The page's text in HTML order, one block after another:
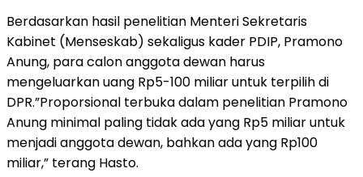
Berdasarkan hasil penelitian Menteri Sekretaris
Kabinet (Menseskab) sekaligus kader PDIP, Pramono
Anung, para calon anggota dewan harus
mengeluarkan uang Rp5-100 miliar untuk terpilih di
DPR.”Proporsional terbuka dalam penelitian Pramono
Anung minimal paling tidak ada yang Rp5 miliar untuk
menjadi anggota dewan, bahkan ada yang Rp100
miliar,” terang Hasto.